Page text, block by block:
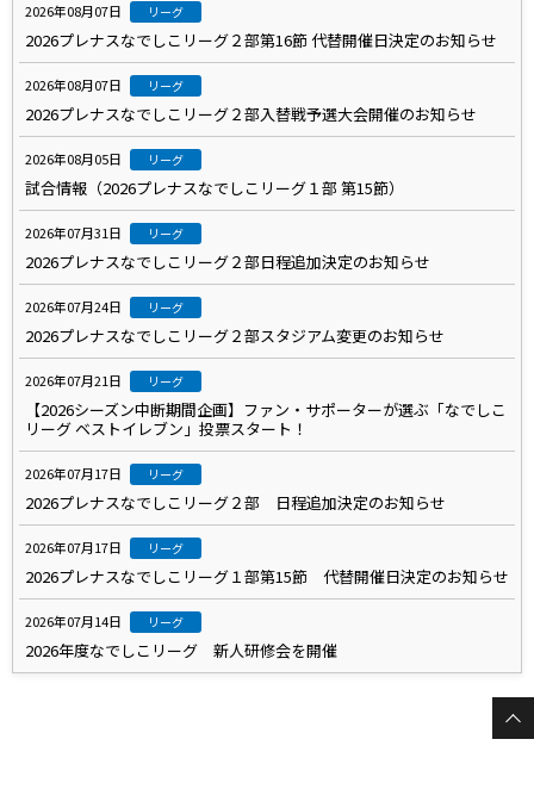
2026年08月07日 リーグ
2026プレナスなでしこリーグ２部第16節 代替開催日決定のお知らせ
2026年08月07日 リーグ
2026プレナスなでしこリーグ２部入替戦予選大会開催のお知らせ
2026年08月05日 リーグ
試合情報（2026プレナスなでしこリーグ１部 第15節）
2026年07月31日 リーグ
2026プレナスなでしこリーグ２部日程追加決定のお知らせ
2026年07月24日 リーグ
2026プレナスなでしこリーグ２部スタジアム変更のお知らせ
2026年07月21日 リーグ
【2026シーズン中断期間企画】ファン・サポーターが選ぶ「なでしこ
リーグ ベストイレブン」投票スタート！
2026年07月17日 リーグ
2026プレナスなでしこリーグ２部 日程追加決定のお知らせ
2026年07月17日 リーグ
2026プレナスなでしこリーグ１部第15節 代替開催日決定のお知らせ
2026年07月14日 リーグ
2026年度なでしこリーグ 新人研修会を開催